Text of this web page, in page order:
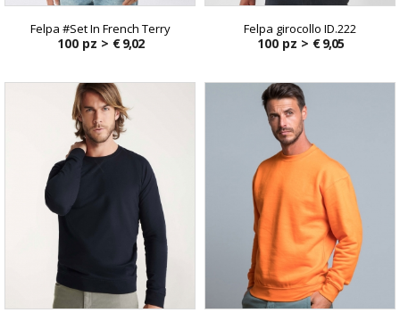
Felpa #Set In French Terry
100 pz > € 9,02
Felpa girocollo ID.222
100 pz > € 9,05